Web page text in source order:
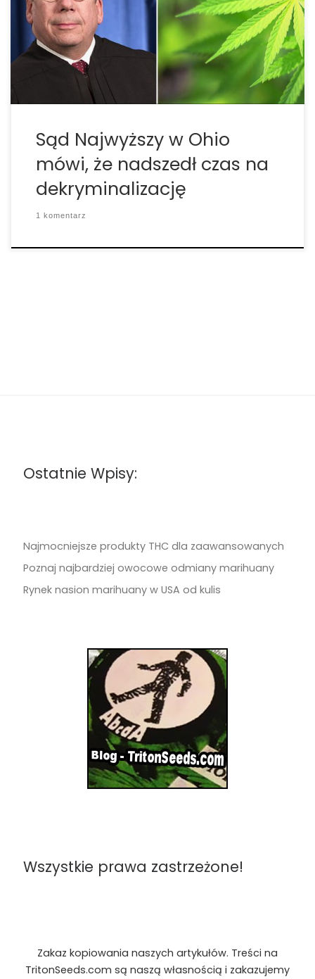
powinien wypuścić wszystkich więźniów, którzy
dopuścili się przestępstwa bez użycia przemocy, a
w których olbrzymią rolę odgrywała marihuana.
Sędzia William O’Neill przyglądał się […]
Sąd Najwyższy w Ohio
mówi, że nadszedł czas na
dekryminalizację
1 komentarz
Ostatnie Wpisy:
Najmocniejsze produkty THC dla zaawansowanych
Poznaj najbardziej owocowe odmiany marihuany
Rynek nasion marihuany w USA od kulis
Wszystkie prawa zastrzeżone!
Zakaz kopiowania naszych artykułów. Treści na
TritonSeeds.com są naszą własnością i zakazujemy